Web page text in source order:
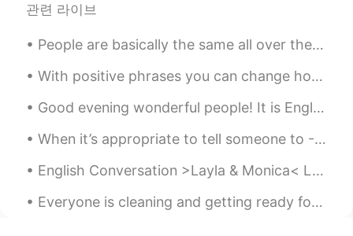
The kids seemed to have a great time
pizza and ice cream
EN JPCNKR
Oh and cake... tons of cake 😂
관련 라이브
People are basically the same all over the world. Everybody wants the same things; to be happy, t...
With positive phrases you can change how you feel and act and become happier and more positive. ...
Good evening wonderful people! It is English speaking practice time. Send me a message if you w...
When it’s appropriate to tell someone to - Far cough. Hope this helps with your English learning 👏🏻
English Conversation >Layla & Monica< LAYLA: Thanks for meeting with me during your lunch hour...
Everyone is cleaning and getting ready for the new year👌💪 CiCi and Cheeto are checking every sp...